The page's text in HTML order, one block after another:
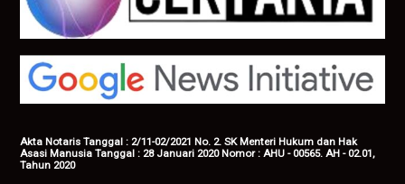
Akta Notaris Tanggal : 2/11-02/2021 No. 2. SK Menteri Hukum dan Hak
Asasi Manusia Tanggal : 28 Januari 2020 Nomor : AHU - 00565. AH - 02.01,
Tahun 2020